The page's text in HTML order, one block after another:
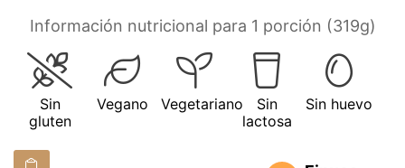
Información nutricional para 1 porción (319g)
Sin
gluten
Vegano Vegetariano
Sin
lactosa
Sin huevo